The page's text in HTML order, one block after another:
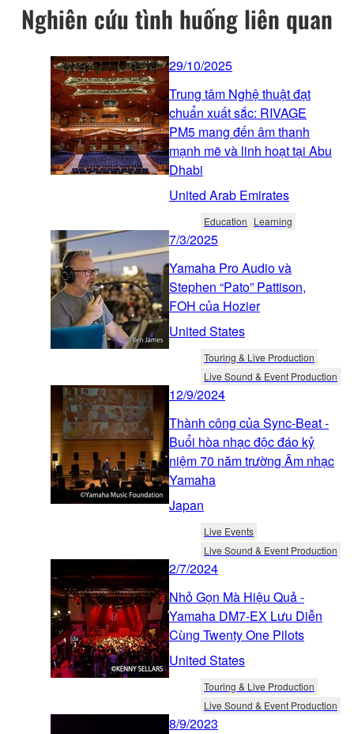
Nghiên cứu tình huống liên quan
29/10/2025
Trung tâm Nghệ thuật đạt
chuẩn xuất sắc: RIVAGE
PM5 mang đến âm thanh
mạnh mẽ và linh hoạt tại Abu
Dhabi
United Arab Emirates
Education Learning
7/3/2025
Yamaha Pro Audio và
Stephen “Pato” Pattison,
FOH của Hozier
United States
Touring & Live Production
Live Sound & Event Production
12/9/2024
Thành công của Sync-Beat -
Buổi hòa nhạc độc đáo kỷ
niệm 70 năm trường Âm nhạc
Yamaha
Japan
Live Events
Live Sound & Event Production
2/7/2024
Nhỏ Gọn Mà Hiệu Quả -
Yamaha DM7-EX Lưu Diễn
Cùng Twenty One Pilots
United States
Touring & Live Production
Live Sound & Event Production
8/9/2023